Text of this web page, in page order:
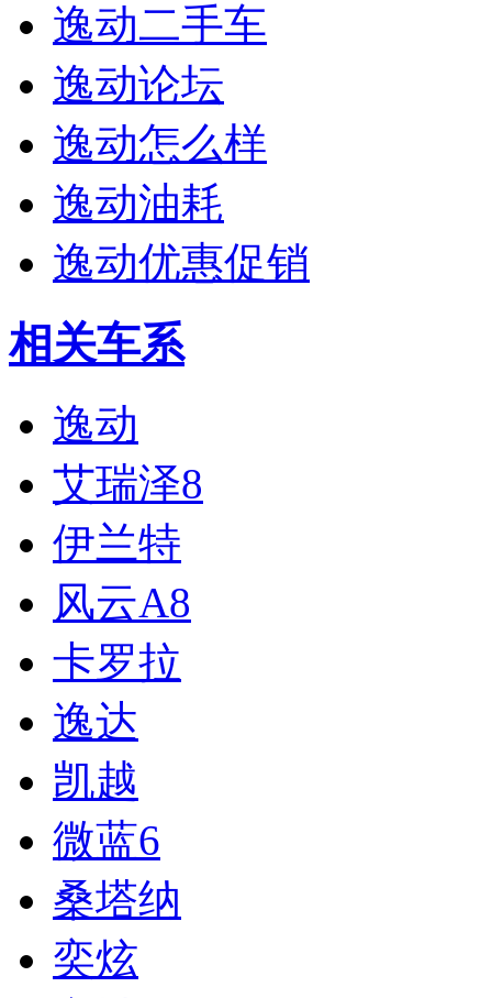
逸动二手车
逸动论坛
逸动怎么样
逸动油耗
逸动优惠促销
相关车系
逸动
艾瑞泽8
伊兰特
风云A8
卡罗拉
逸达
凯越
微蓝6
桑塔纳
奕炫